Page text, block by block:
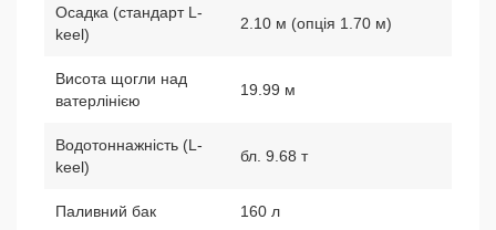
Осадка (стандарт L-
keel)
2.10 м (опція 1.70 м)
Висота щогли над
ватерлінією
19.99 м
Водотоннажність (L-
keel)
бл. 9.68 т
Паливний бак 160 л